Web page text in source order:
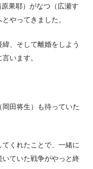
果耶）がなつ（広瀬す
やってきました。
、そして離婚をしよう
います。
田将生）も待っていた
くれたことで、一緒に
ていた戦争がやっと終